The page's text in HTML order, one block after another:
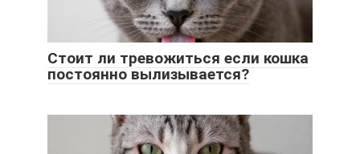
Стоит ли тревожиться если кошка
постоянно вылизывается?